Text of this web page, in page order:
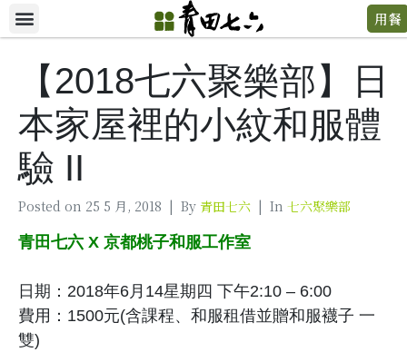
用餐
【2018七六聚樂部】日
本家屋裡的小紋和服體
驗 II
Posted on 25 5 月, 2018 By 青田七六 In 七六聚樂部
青田七六 X 京都桃子和服工作室
日期：2018年6月14星期四 下午2:10 – 6:00
費用：1500元(含課程、和服租借並贈和服襪子 一
雙)